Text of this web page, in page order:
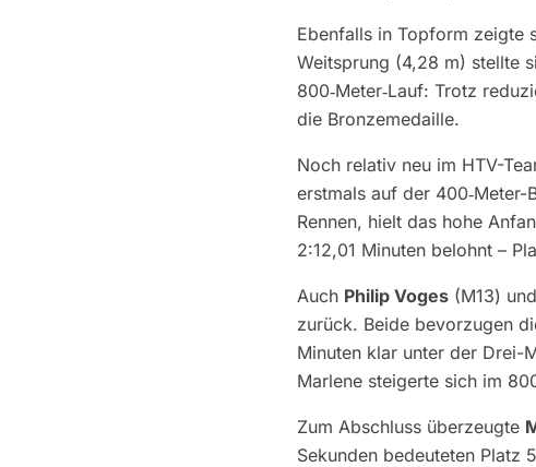
Ebenfalls in Topform zeigte
Weitsprung (4,28 m) stellte
800‑Meter‑Lauf: Trotz
die Bronzemedaille.
Noch relativ neu im HTV-
erstmals auf der
Rennen, hielt das hohe
2:12,01 Minuten belohnt –
Auch Philip Voges (M13) und
zurück. Beide bevorzugen
Minuten klar unter der Drei-
Marlene steigerte sich im
Zum Abschluss überzeugte
Sekunden bedeuteten Platz